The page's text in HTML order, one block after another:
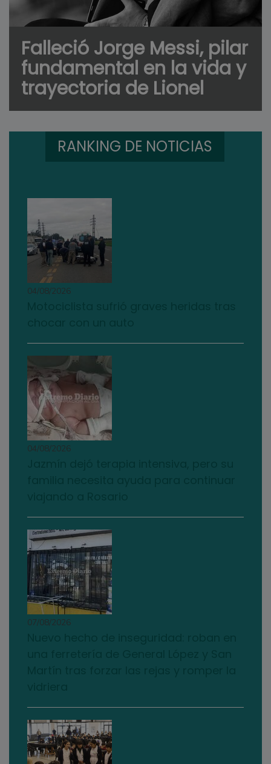
Falleció Jorge Messi, pilar
fundamental en la vida y
trayectoria de Lionel
RANKING DE NOTICIAS
04/08/2026
04/08/2026
07/08/2026